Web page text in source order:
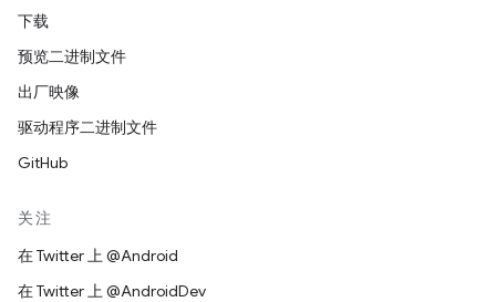
下载
预览二进制文件
出厂映像
驱动程序二进制文件
GitHub
关注
在 Twitter 上 @Android
在 Twitter 上 @AndroidDev